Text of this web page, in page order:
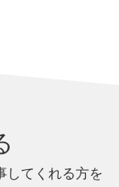
してくれる方を